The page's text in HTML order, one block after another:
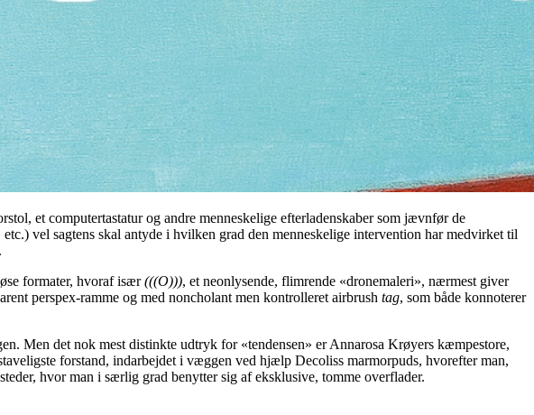
et computertastatur og andre menneskelige efterladenskaber som jævnfør de
vel sagtens skal antyde i hvilken grad den menneskelige intervention har medvirket til
formater, hvoraf især(((O))), et neonlysende, flimrende «dronemaleri», nærmest giver
perspex-ramme og med noncholant men kontrolleret airbrush tag, som både konnoterer
Men det nok mest distinkte udtryk for «tendensen» er Annarosa Krøyers kæmpestore,
forstand, indarbejdet i væggen ved hjælp Decoliss marmorpuds, hvorefter man,
hvor man i særlig grad benytter sig af eksklusive, tomme overflader.